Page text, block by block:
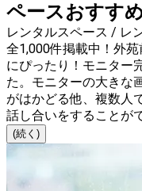
ペースおすす
レンタルスペース / レ
全1,000件掲載中！外
にぴったり！モニター
た。モニターの大きな
がはかどる他、複数人
話し合いをすることが
(続く)